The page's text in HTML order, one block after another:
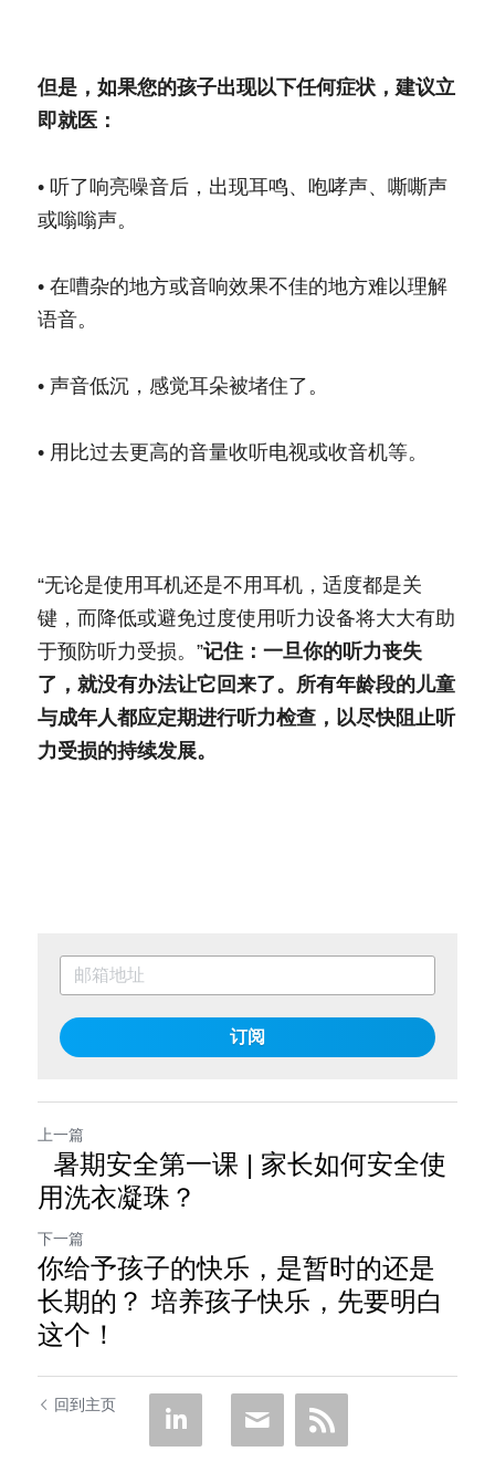
但是，如果您的孩子出现以下任何症状，建议立
即就医：
• 听了响亮噪音后，出现耳鸣、咆哮声、嘶嘶声
或嗡嗡声。
• 在嘈杂的地方或音响效果不佳的地方难以理解
语音。
• 声音低沉，感觉耳朵被堵住了。
• 用比过去更高的音量收听电视或收音机等。
“无论是使用耳机还是不用耳机，适度都是关
键，而降低或避免过度使用听力设备将大大有助
于预防听力受损。”记住：一旦你的听力丧失
了，就没有办法让它回来了。所有年龄段的儿童
与成年人都应定期进行听力检查，以尽快阻止听
力受损的持续发展。
订阅
上一篇
暑期安全第一课 | 家长如何安全使
用洗衣凝珠？
下一篇
你给予孩子的快乐，是暂时的还是
长期的？ 培养孩子快乐，先要明白
这个！
回到主页